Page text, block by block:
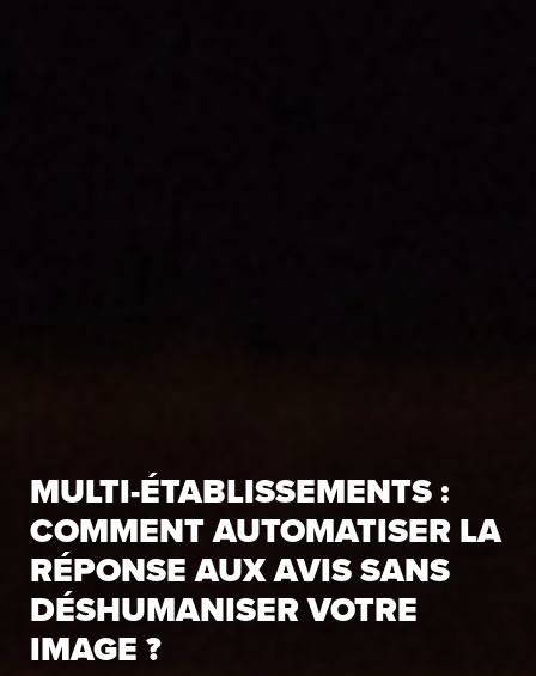
MULTI-ÉTABLISSEMENTS :
COMMENT AUTOMATISER LA
RÉPONSE AUX AVIS SANS
DÉSHUMANISER VOTRE
IMAGE ?